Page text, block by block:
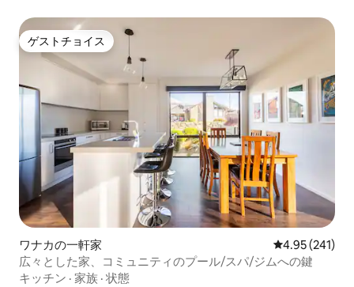
ゲストチョイス
ゲストチョイス
ワナカの一軒家 レビュー241
4.95 (241)
広々とした家、コミュニティのプール/スパ/ジムへの鍵
キッチン · 家族 · 状態